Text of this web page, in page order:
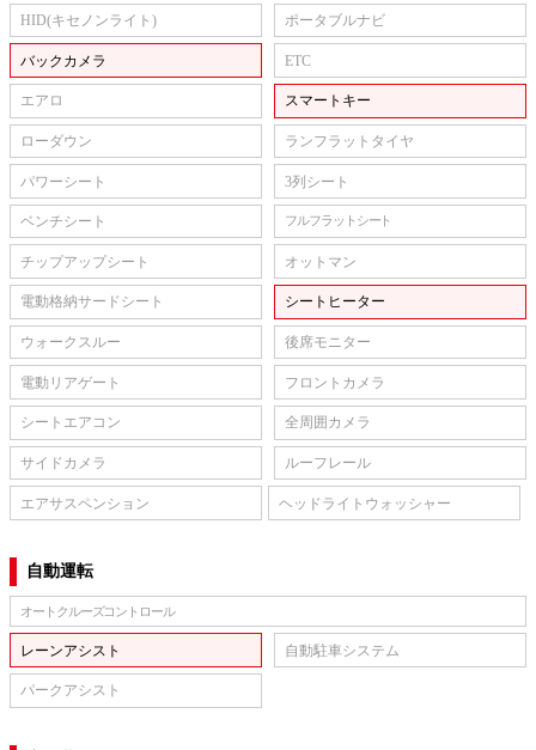
HID(キセノンライト) ポータブルナビ
バックカメラ ETC
エアロ スマートキー
ローダウン ランフラットタイヤ
パワーシート 3列シート
ベンチシート フルフラットシート
チップアップシート オットマン
電動格納サードシート シートヒーター
ウォークスルー 後席モニター
電動リアゲート フロントカメラ
シートエアコン 全周囲カメラ
サイドカメラ ルーフレール
エアサスペンション ヘッドライトウォッシャー
自動運転
オートクルーズコントロール
レーンアシスト 自動駐車システム
パークアシスト